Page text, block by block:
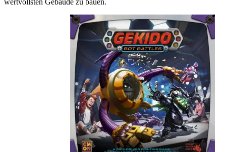
wertvollsten Gebäude zu bauen.